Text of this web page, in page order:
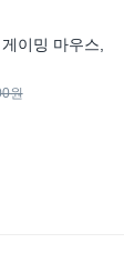
이밍 마우스,
원